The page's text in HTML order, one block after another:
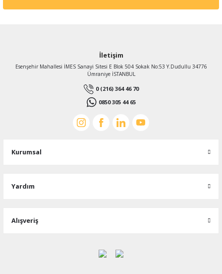
İletişim
Esenşehir Mahallesi İMES Sanayi Sitesi E Blok 504 Sokak No:53 Y.Dudullu 34776
Ümraniye İSTANBUL
0 (216) 364 46 70
0850 305 44 65
Kurumsal
Yardım
Alışveriş